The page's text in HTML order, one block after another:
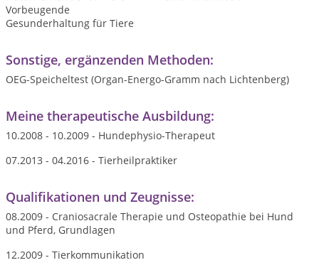
Vorbeugende
Gesunderhaltung für Tiere
Sonstige, ergänzenden Methoden:
OEG-Speicheltest (Organ-Energo-Gramm nach Lichtenberg)
Meine therapeutische Ausbildung:
10.2008 - 10.2009 - Hundephysio-Therapeut
07.2013 - 04.2016 - Tierheilpraktiker
Qualifikationen und Zeugnisse:
08.2009 - Craniosacrale Therapie und Osteopathie bei Hund
und Pferd, Grundlagen
12.2009 - Tierkommunikation